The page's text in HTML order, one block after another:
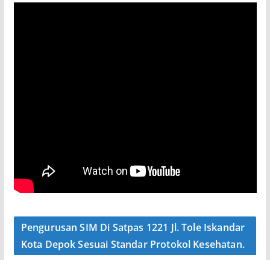
Pengurusan SIM Di Satpas 1221 Jl. Tole Iskandar
Kota Depok Sesuai Standar Protokol Kesehatan.